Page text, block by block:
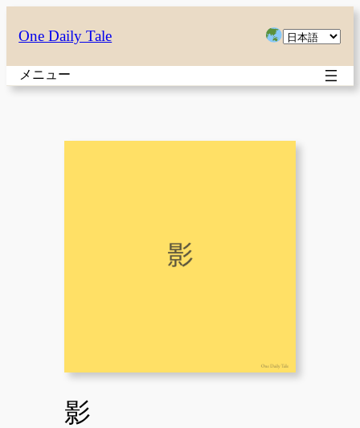
容
を
ス
One Daily Tale
言
を
メニュー
影